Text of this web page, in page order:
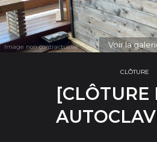
Voir la
CLÔTURE
[CLÔTURE